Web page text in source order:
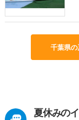
千葉県
夏休みの